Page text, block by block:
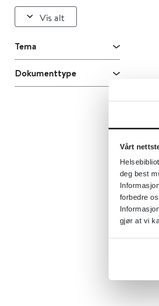
Vårt
deg best
forbedre
gjør at vi
Vis alt
Tema
Dokumenttype